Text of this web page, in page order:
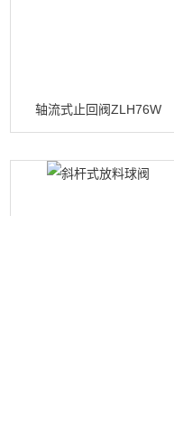
轴流式止回阀ZLH76W